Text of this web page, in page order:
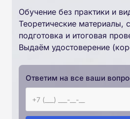
Обучение без практики и
Теоретические материалы,
подготовка и итоговая
Выдаём удостоверение
Ответим на все ваши